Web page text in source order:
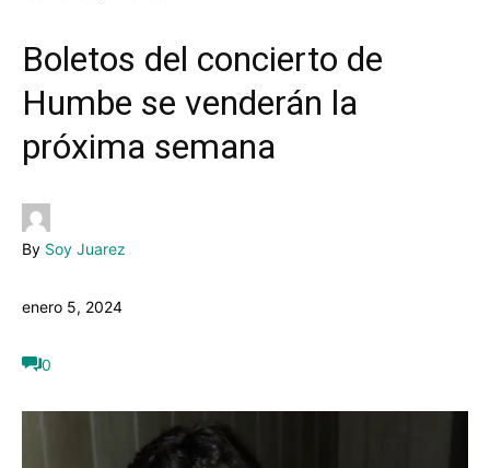
Boletos del concierto de
Humbe se venderán la
próxima semana
By Soy Juarez
enero 5, 2024
0